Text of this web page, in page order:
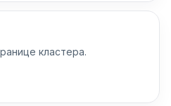
кластера.